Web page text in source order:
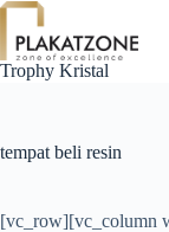
Skip
content
Trophy Kristal
tempat beli resin
[vc_row][vc_column